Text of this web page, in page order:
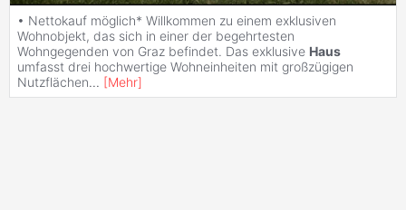
• Nettokauf möglich* Willkommen zu einem exklusiven
Wohnobjekt, das sich in einer der begehrtesten
Wohngegenden von Graz befindet. Das exklusive Haus
umfasst drei hochwertige Wohneinheiten mit großzügigen
Nutzflächen... [Mehr]